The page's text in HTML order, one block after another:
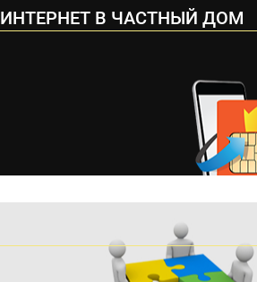
ИНТЕРНЕТ В ЧАСТНЫЙ ДОМ